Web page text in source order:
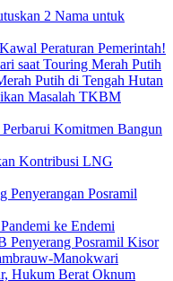
2 Nama untuk
Peraturan Pemerintah!
saat Touring Merah Putih
Putih di Tengah Hutan
Masalah TKBM
Komitmen Bangun
Kontribusi LNG
Posramil
ke Endemi
Penyerang Posramil Kisor
Manokwari
Hukum Berat Oknum